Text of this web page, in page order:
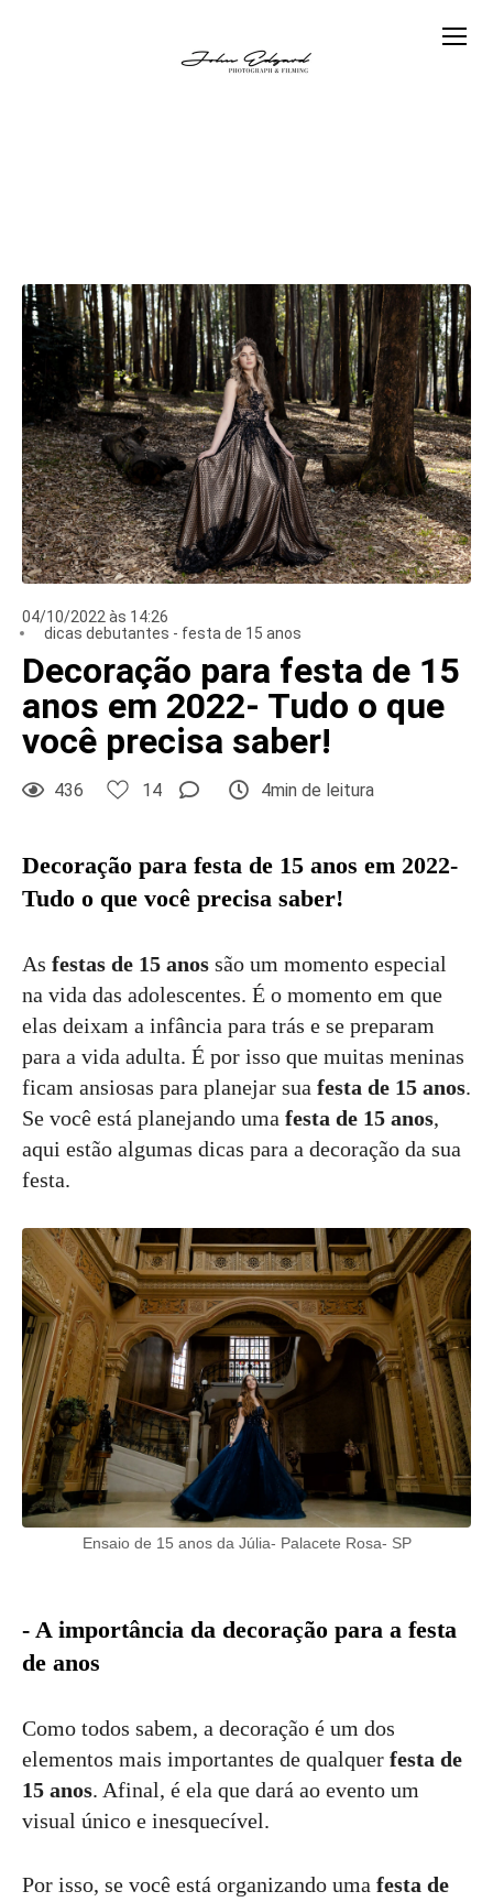
04/10/2022 às 14:26
dicas debutantes - festa de 15 anos
Decoração para festa de 15
anos em 2022- Tudo o que
você precisa saber!
436 14 4min de leitura
Decoração para festa de 15 anos em 2022-
Tudo o que você precisa saber!
As festas de 15 anos são um momento especial
na vida das adolescentes. É o momento em que
elas deixam a infância para trás e se preparam
para a vida adulta. É por isso que muitas meninas
ficam ansiosas para planejar sua festa de 15 anos.
Se você está planejando uma festa de 15 anos,
aqui estão algumas dicas para a decoração da sua
festa.
Ensaio de 15 anos da Júlia- Palacete Rosa- SP
- A importância da decoração para a festa
de anos
Como todos sabem, a decoração é um dos
elementos mais importantes de qualquer festa de
15 anos. Afinal, é ela que dará ao evento um
visual único e inesquecível.
Por isso, se você está organizando uma festa de